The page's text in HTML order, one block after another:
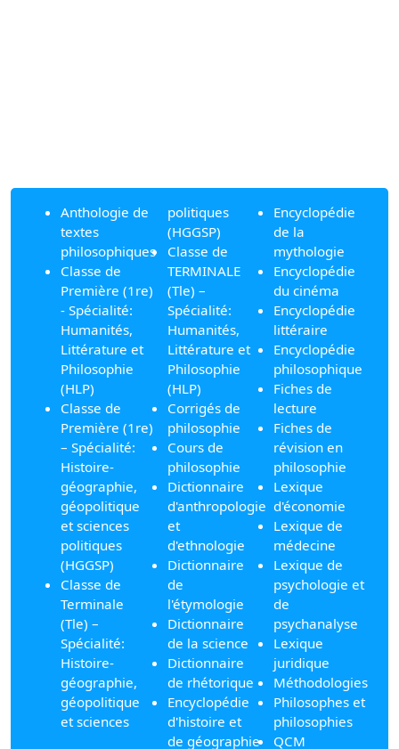
Anthologie de
textes
philosophiques
Classe de
Première (1re)
- Spécialité:
Humanités,
Littérature et
Philosophie
(HLP)
Classe de
Première (1re)
– Spécialité:
Histoire-
géographie,
géopolitique
et sciences
politiques
(HGGSP)
Classe de
Terminale
(Tle) –
Spécialité:
Histoire-
géographie,
géopolitique
et sciences
politiques
(HGGSP)
Classe de
TERMINALE
(Tle) –
Spécialité:
Humanités,
Littérature et
Philosophie
(HLP)
Corrigés de
philosophie
Cours de
philosophie
Dictionnaire
d'anthropologie
et
d'ethnologie
Dictionnaire
de
l'étymologie
Dictionnaire
de la science
Dictionnaire
de rhétorique
Encyclopédie
d'histoire et
de géographie
Encyclopédie
de la
mythologie
Encyclopédie
du cinéma
Encyclopédie
littéraire
Encyclopédie
philosophique
Fiches de
lecture
Fiches de
révision en
philosophie
Lexique
d'économie
Lexique de
médecine
Lexique de
psychologie et
de
psychanalyse
Lexique
juridique
Méthodologies
Philosophes et
philosophies
QCM